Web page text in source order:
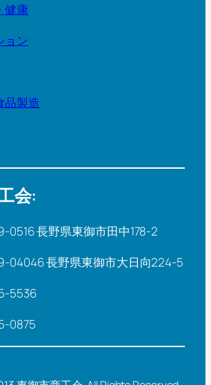
健康
ョン
品製造
会:
長野県東御市田中178-2
長野県東御市大日向224-5
5536
0875